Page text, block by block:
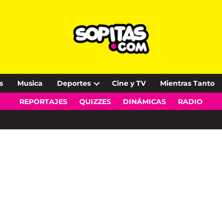
Musica Deportes
Open
dropdown
Cine y TV Mientras Tanto
REPORTAJES QUIZZES DINÁMICAS RADIO